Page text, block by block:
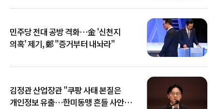
민주당 전대 공방 격화…金 '신천지
의혹' 제기, 鄭 "증거부터 내놔라"
김정관 산업장관 "쿠팡 사태 본질은
개인정보 유출…한미동맹 흔들 사안